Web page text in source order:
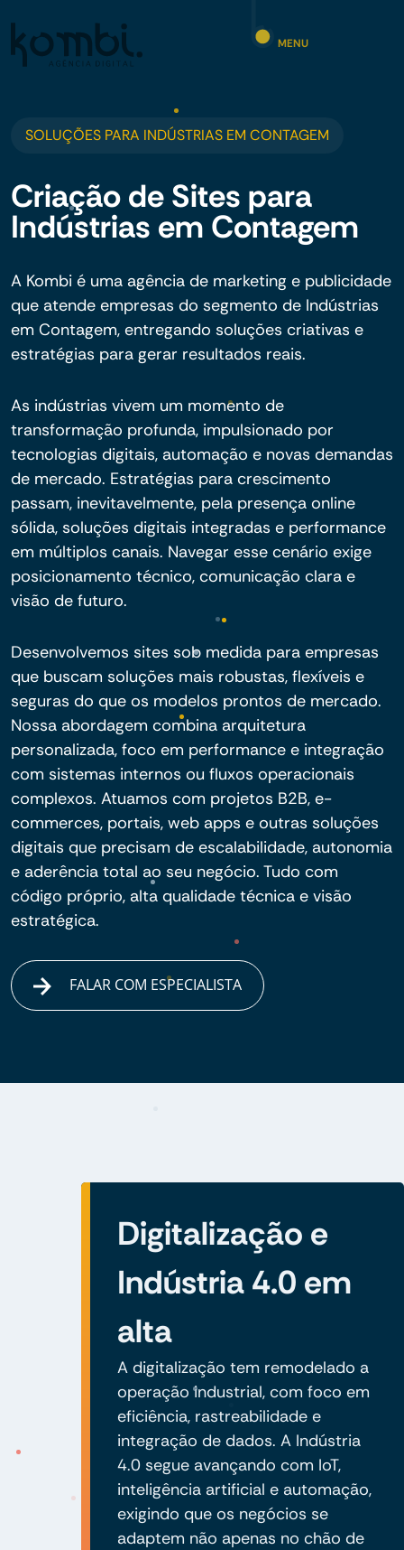
MENU
SOLUÇÕES PARA INDÚSTRIAS EM CONTAGEM
Criação de Sites para
Indústrias em Contagem
A Kombi é uma agência de marketing e publicidade
que atende empresas do segmento de Indústrias
em Contagem, entregando soluções criativas e
estratégias para gerar resultados reais.
As indústrias vivem um momento de
transformação profunda, impulsionado por
tecnologias digitais, automação e novas demandas
de mercado. Estratégias para crescimento
passam, inevitavelmente, pela presença online
sólida, soluções digitais integradas e performance
em múltiplos canais. Navegar esse cenário exige
posicionamento técnico, comunicação clara e
visão de futuro.
Desenvolvemos sites sob medida para empresas
que buscam soluções mais robustas, flexíveis e
seguras do que os modelos prontos de mercado.
Nossa abordagem combina arquitetura
personalizada, foco em performance e integração
com sistemas internos ou fluxos operacionais
complexos. Atuamos com projetos B2B, e-
commerces, portais, web apps e outras soluções
digitais que precisam de escalabilidade, autonomia
e aderência total ao seu negócio. Tudo com
código próprio, alta qualidade técnica e visão
estratégica.
FALAR COM ESPECIALISTA
Digitalização e
Indústria 4.0 em
alta
A digitalização tem remodelado a
operação industrial, com foco em
eficiência, rastreabilidade e
integração de dados. A Indústria
4.0 segue avançando com IoT,
inteligência artificial e automação,
exigindo que os negócios se
adaptem não apenas no chão de